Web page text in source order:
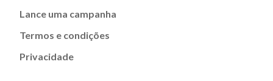
Lance uma campanha
Termos e condições
Privacidade